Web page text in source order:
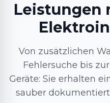
Leistungen
Von zusätzlichen
Fehlersuche bis
Geräte: Sie erhalten
sauber